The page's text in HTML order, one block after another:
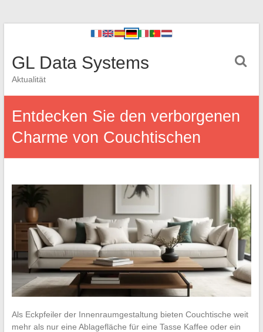
GL Data Systems
Aktualität
Entdecken Sie den verborgenen
Charme von Couchtischen
Als Eckpfeiler der Innenraumgestaltung bieten Couchtische weit
mehr als nur eine Ablagefläche für eine Tasse Kaffee oder ein